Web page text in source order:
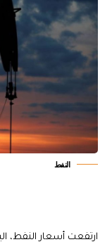
النفط
ارتفعت أسعار النفط،